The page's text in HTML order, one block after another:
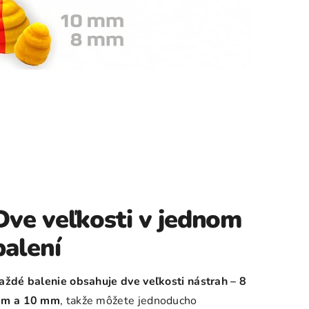
veľkosti v jednom
balenie obsahuje dve veľkosti nástrah – 8
a 10 mm, takže môžete jednoducho